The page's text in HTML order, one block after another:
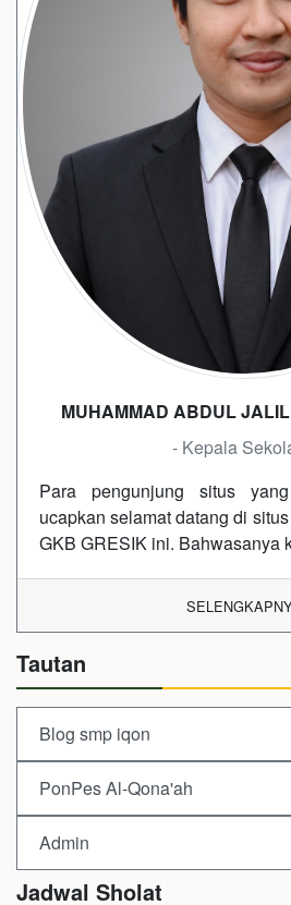
MUHAMMAD ABDUL
- Kepala
Para pengunjung situs
ucapkan selamat datang di
GKB GRESIK ini. Bahwasanya
Tautan
Blog smp iqon
PonPes Al-Qona'ah
Admin
Jadwal Sholat